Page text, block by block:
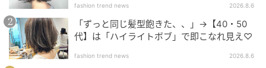
SK-II／ジェノプティクス CC プライマー（ミ
ントグリーン）
fashion trend news 2026.8.6
「ずっと同じ髪型飽きた、、」→【40・50
代】は「ハイライトボブ」で即こなれ見え♡
fashion trend news 2026.8.6